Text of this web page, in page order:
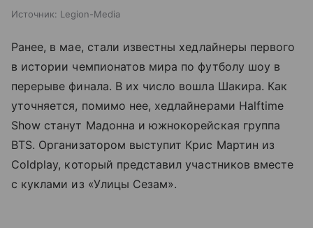
Источник: Legion-Media
Ранее, в мае, стали известны хедлайнеры первого
в истории чемпионатов мира по футболу шоу в
перерыве финала. В их число вошла Шакира. Как
уточняется, помимо нее, хедлайнерами Halftime
Show станут Мадонна и южнокорейская группа
BTS. Организатором выступит Крис Мартин из
Coldplay, который представил участников вместе
с куклами из «Улицы Сезам».